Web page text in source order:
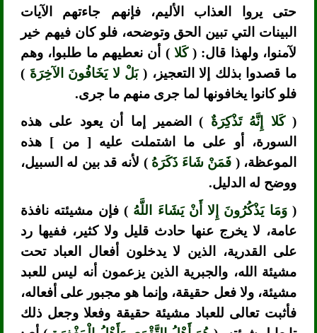
حتى يروا العذاب الأليم، فإنهم جاءتهم الآيات
البينات التي تبين الحق وتوضحه، فلو كان فيهم خير
لآمنوا، ولهذا قال: (كَلا) أن نعطيهم ما طلبوا، وهم
ما قصدوا بذلك إلا التعجيز، (بَلْ لا يَخَافُونَ الآخِرَةَ)
فلو كانوا يخافونها لما جرى منهم ما جرى.
(كَلا إِنَّهُ تَذْكِرَةٌ ) الضمير إما أن يعود على هذه
السورة، أو على ما اشتملت عليه [ من ] هذه
الموعظة، ( فَمَنْ شَاءَ ذَكَرَهُ) لأنه قد بين له السبيل،
ووضح له الدليل.
(وَمَا يَذْكُرُونَ إِلا أَنْ يَشَاءَ اللَّهُ) فإن مشيئته نافذة
عامة، لا يخرج عنها حادث قليل ولا كثير، ففيها رد
على القدرية، الذين لا يدخلون أفعال العباد تحت
مشيئة الله، والجبرية الذين يزعمون أنه ليس للعبد
مشيئة، ولا فعل حقيقة، وإنما هو مجبور على أفعاله،
فأثبت تعالى للعباد مشيئة حقيقة وفعلا وجعل ذلك